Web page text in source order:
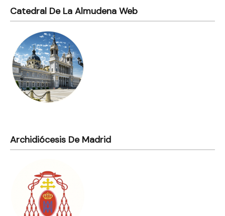
Catedral De La Almudena Web
Archidiócesis De Madrid